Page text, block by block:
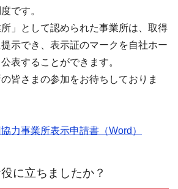
です。
」として認められた事業所は、取得
示でき、表示証のマークを自社ホー
表することができます。
皆さまの参加をお待ちしておりま
力事業所表示申請書（Word）
に立ちましたか？